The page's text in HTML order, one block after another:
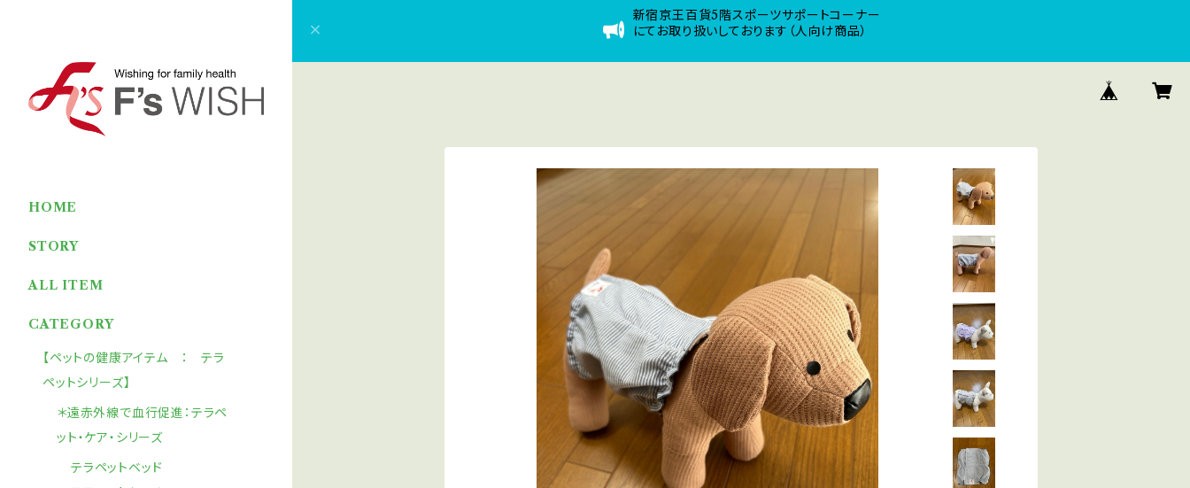
新宿京王百貨5階スポーツサポートコーナー
にてお取り扱いしております（人向け商品）
HOME
STORY
ALL ITEM
CATEGORY
【ペットの健康アイテム ： テラ
ペットシリーズ】
＊遠赤外線で血行促進：テラペ
ット・ケア・シリーズ
テラペットベッド